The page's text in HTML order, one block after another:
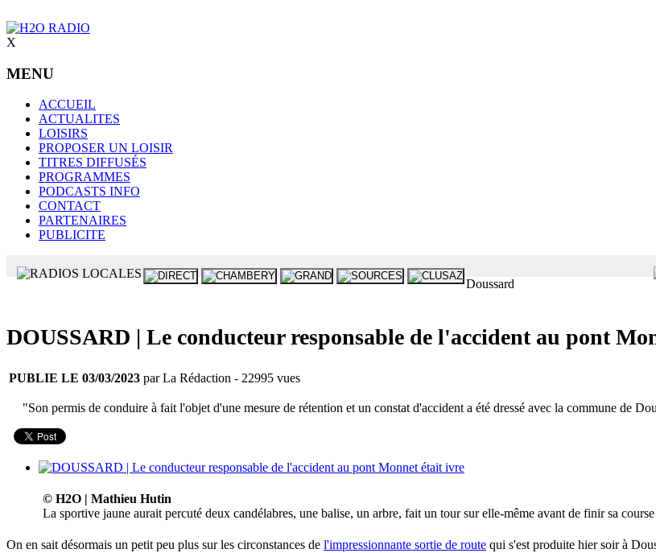
X
MENU
ACCUEIL
ACTUALITES
LOISIRS
PROPOSER UN LOISIR
TITRES DIFFUSÉS
PROGRAMMES
PODCASTS INFO
CONTACT
PARTENAIRES
PUBLICITE
Doussard
DOUSSARD | Le conducteur responsable de l'accident au pont
PUBLIE LE 03/03/2023 par La Rédaction - 22995 vues
"Son permis de conduire à fait l'objet d'une mesure de rétention et un constat d'accident a été dressé avec la commune de
© H2O | Mathieu Hutin
La sportive jaune aurait percuté deux candélabres, une balise, un arbre, fait un tour sur elle-même avant de finir sa
On en sait désormais un petit peu plus sur les circonstances de l'impressionnante sortie de route qui s'est produite hier soir à